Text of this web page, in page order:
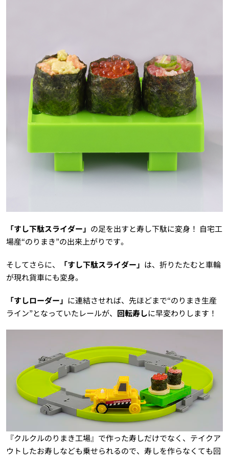
「すし下駄スライダー」 の足を出すと寿し下駄に変身！ 自宅工
場産“のりまき”の出来上がりです。
そしてさらに、 「すし下駄スライダー」 は、折りたたむと車輪
が現れ貨車にも変身。
「すしローダー」 に連結させれば、先ほどまで“のりまき生産
ライン”となっていたレールが、 回転寿しに早変わりします！
『クルクルのりまき工場』で作った寿しだけでなく、テイクア
ウトしたお寿しなども乗せられるので、寿しを作らなくても回